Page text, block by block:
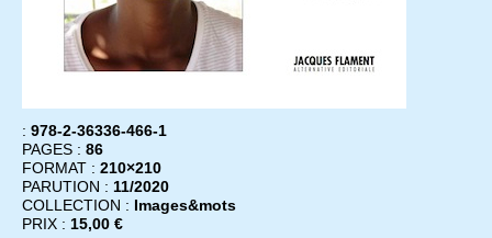
:978-2-36336-466-1
PAGES :86
FORMAT :210×210
PARUTION :11/2020
COLLECTION : Images&mots
PRIX : 15,00 €